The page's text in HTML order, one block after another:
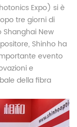
Expo) si è
tre giorni di
Shanghai New
Shinho ha
evento
e
della fibra